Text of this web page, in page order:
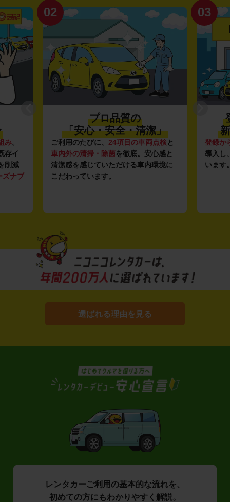
み。
存イ
削減
ズナブ
02
プロ品質の
「安心・安全・清潔」
ご利用のたびに、 24項目の車両点検と
車内外の清掃・除菌を徹底。安心感と
清潔感を感じていただける車内環境に
こだわっています。
03
登録か
導入し
います
選ばれる理由を見る
レンタカーご利用の基本的な流れを、
初めての方にもわかりやすく解説。